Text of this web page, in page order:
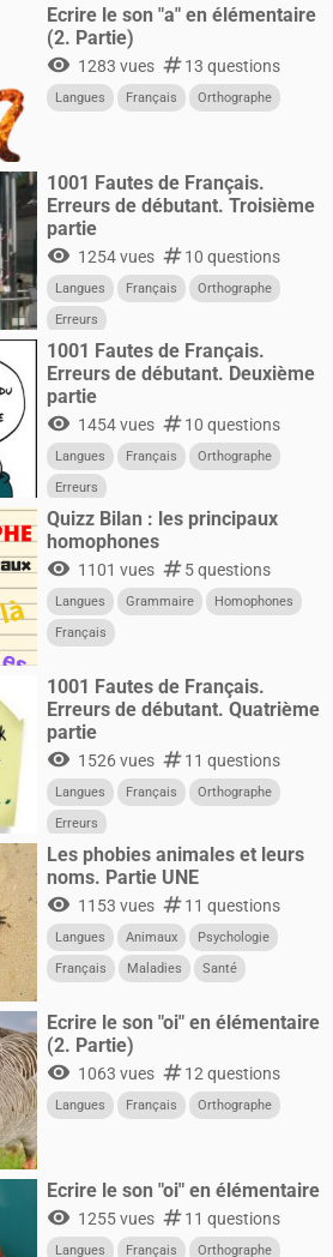
Ecrire le son "a" en élémentaire
(2. Partie)
visibility 1283 vues numbers13 questions
Langues Français Orthographe
1001 Fautes de Français.
Erreurs de débutant. Troisième
partie
visibility 1254 vues numbers10 questions
Langues Français
Orthographe
Erreurs
1001 Fautes de Français.
Erreurs de débutant. Deuxième
partie
visibility 1454 vues numbers10 questions
Langues Français
Orthographe
Erreurs
Quizz Bilan : les principaux
homophones
visibility 1101 vues numbers5 questions
Langues Grammaire
Homophones
Français
1001 Fautes de Français.
Erreurs de débutant. Quatrième
partie
visibility 1526 vues numbers11 questions
Langues Français
Orthographe
Erreurs
Les phobies animales et leurs
noms. Partie UNE
visibility 1153 vues numbers11 questions
Langues Animaux
Psychologie
Français
Maladies Santé
Ecrire le son "oi" en élémentaire
(2. Partie)
visibility 1063 vues numbers12 questions
Langues Français Orthographe
Ecrire le son "oi" en élémentaire
visibility 1255 vues numbers11 questions
Langues Français Orthographe